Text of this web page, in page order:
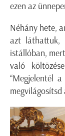
ezen az
Néhány hete,
azt láthattuk,
istállóban,
való
“Megjelentél
megvilágosítsd